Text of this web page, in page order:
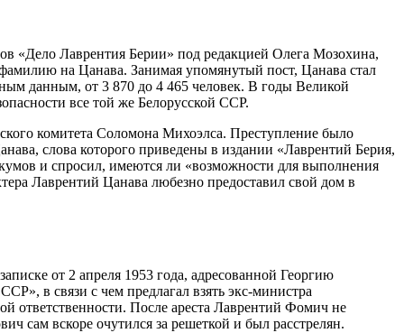
«Дело Лаврентия Берии» под редакцией Олега Мозохина,
на Цанава. Занимая упомянутый пост, Цанава стал
данным, от 3 870 до 4 465 человек. В годы Великой
все той же Белорусской ССР.
комитета Соломона Михоэлса. Преступление было
слова которого приведены в издании «Лаврентий Берия,
и спросил, имеются ли «возможности для выполнения
Лаврентий Цанава любезно предоставил свой дом в
от 2 апреля 1953 года, адресованной Георгию
в связи с чем предлагал взять экс-министра
ответственности. После ареста Лаврентий Фомич не
сам вскоре очутился за решеткой и был расстрелян.